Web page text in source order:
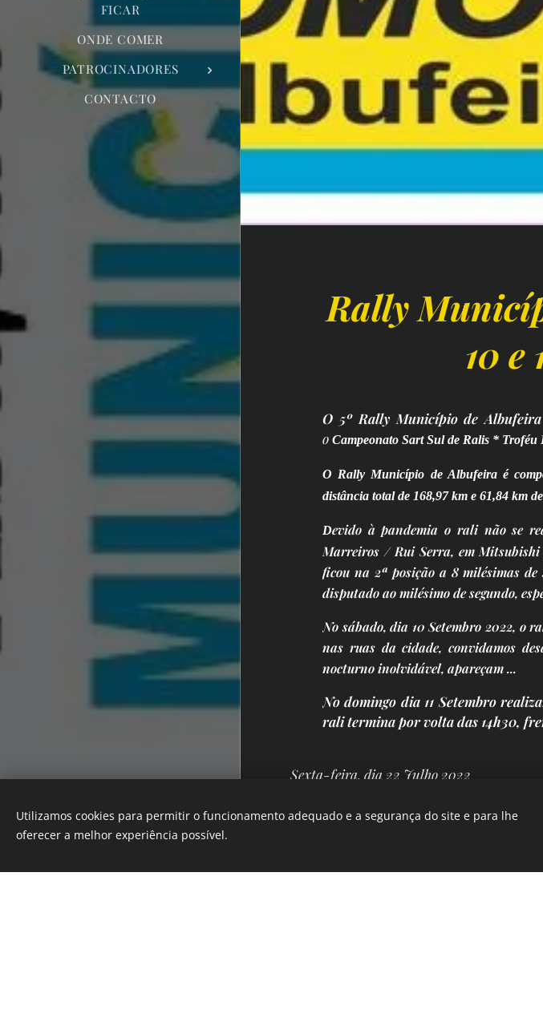
FICAR
ONDE COMER
PATROCINADORES
CONTACTO
Rally
10 e
O 5º Rally Município de
o Campeonato Sart Sul de Ralis *
O Rally Município de Albufeira é
distância total de 168,97 km e 61,84 km
Devido à pandemia o rali não se
Marreiros / Rui Serra, em
ficou na 2ª posição a 8 milésimas
disputado ao milésimo de segundo,
No sábado, dia 10 Setembro 2022, o
nas ruas da cidade, convidamos
nocturno inolvidável, apareçam ...
No domingo dia 11 Setembro
rali termina por volta das 14h30,
Sexta-feira, dia 22 Julho 2022
Desenvolvido por
Webnode
Utilizamos cookies para permitir o funcionamento adequado e a segurança do site e para lhe
oferecer a melhor experiência possível.